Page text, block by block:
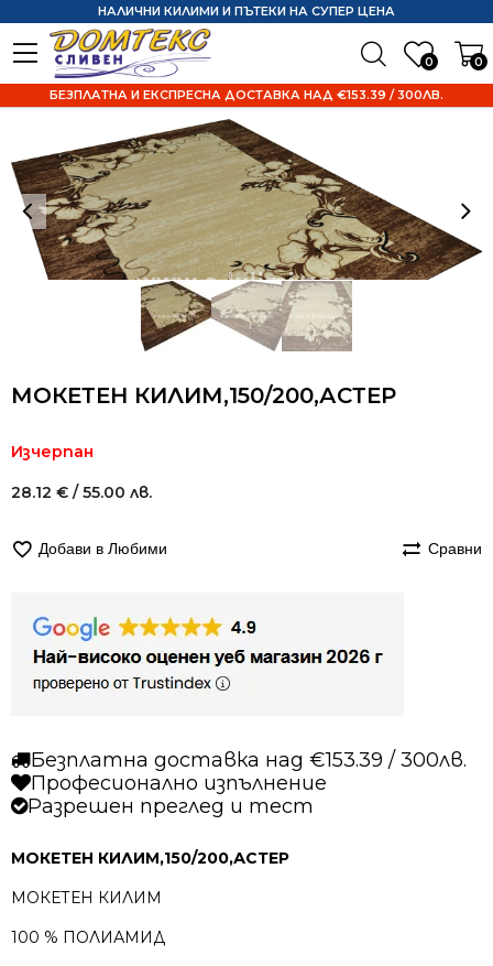
0 0
НАЛИЧНИ КИЛИМИ И ПЪТЕКИ НА СУПЕР ЦЕНА
БЕЗПЛАТНА И ЕКСПРЕСНА ДОСТАВКА НАД €153.39 / 300ЛВ.
МОКЕТЕН КИЛИМ,150/200,АСТЕР
Изчерпан
28.12 € / 55.00 лв.
Добави в Любими Сравни
Безплатна доставка над €153.39 / 300лв.
Професионално изпълнение
Разрешен преглед и тест
МОКЕТЕН КИЛИМ,150/200,АСТЕР
МОКЕТЕН КИЛИМ
100 % ПОЛИАМИД